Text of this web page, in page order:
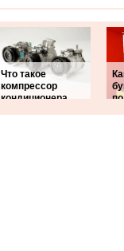
Что такое
компрессор
кондиционера